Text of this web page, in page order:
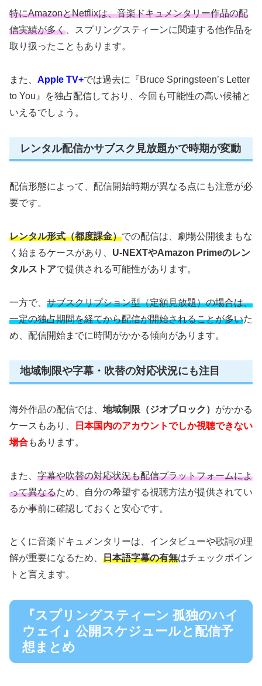
特にAmazonとNetflixは、音楽ドキュメンタリー作品の配
信実績が多く 、スプリングスティーンに関連する他作品を
取り扱ったこともあります。
また、 Apple TV+では過去に『Bruce Springsteen’s Letter
to You』を独占配信しており、今回も可能性の高い候補と
いえるでしょう。
レンタル配信かサブスク見放題かで時期が変動
配信形態によって、配信開始時期が異なる点にも注意が必
要です。
レンタル形式（都度課金）での配信は、劇場公開後まもな
く始まるケースがあり、 U-NEXTやAmazon Primeのレン
タルストアで提供される可能性があります。
一方で、 サブスクリプション型（定額見放題）の場合は、
一定の独占期間を経てから配信が開始されることが多いた
め、配信開始までに時間がかかる傾向があります。
地域制限や字幕・吹替の対応状況にも注目
海外作品の配信では、 地域制限（ジオブロック） がかかる
ケースもあり、
日本国内のアカウントでしか視聴できない
場合もあります。
また、 字幕や吹替の対応状況も配信プラットフォームによ
って異なるため、自分の希望する視聴方法が提供されてい
るか事前に確認しておくと安心です。
とくに音楽ドキュメンタリーは、インタビューや歌詞の理
解が重要になるため、 日本語字幕の有無はチェックポイン
トと言えます。
『スプリングスティーン 孤独のハイ
ウェイ』公開スケジュールと配信予
想まとめ